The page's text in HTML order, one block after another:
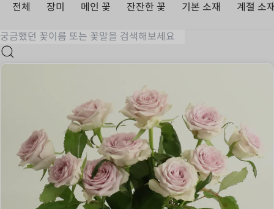
전체 장미 메인 꽃 잔잔한 꽃 기본 소재 계절 소